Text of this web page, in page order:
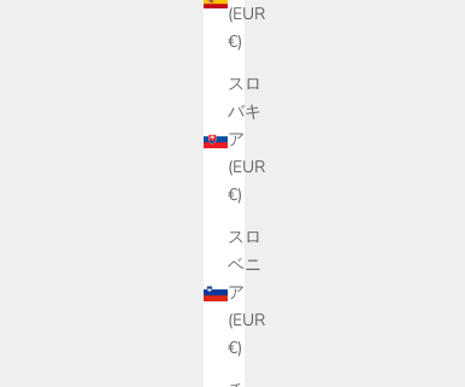
(EUR
€)
スロ
バキ
ア
(EUR
€)
スロ
ベニ
ア
(EUR
€)